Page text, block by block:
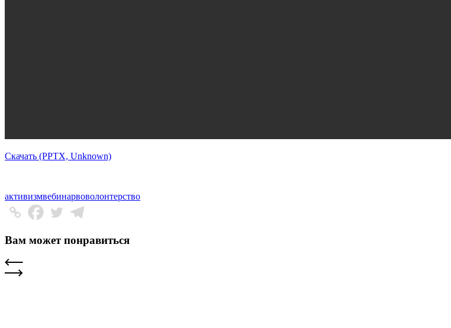
Скачать (PPTX, Unknown)
активизмвебинарвоволонтерство
Вам может понравиться